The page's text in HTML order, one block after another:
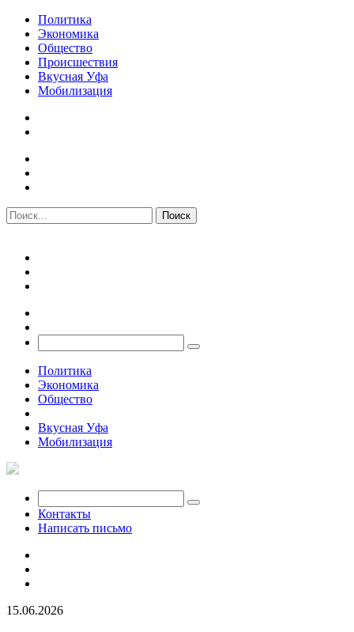
Политика
Экономика
Общество
Происшествия
Вкусная Уфа
Мобилизация
Политика
Экономика
Общество
Вкусная Уфа
Мобилизация
Контакты
Написать письмо
15.06.2026